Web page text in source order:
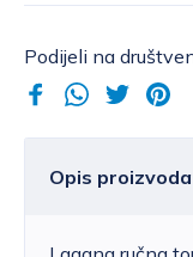
Podijeli na
Opis proizvoda